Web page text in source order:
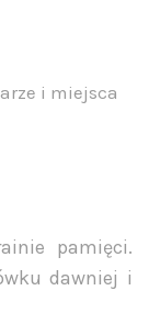
i miejsca
pamięci.
dawniej i